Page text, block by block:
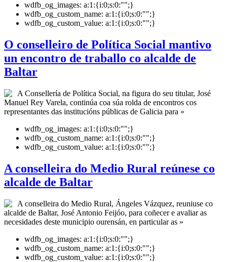
wdfb_og_images: a:1:{i:0;s:0:"";}
wdfb_og_custom_name: a:1:{i:0;s:0:"";}
wdfb_og_custom_value: a:1:{i:0;s:0:"";}
O conselleiro de Política Social mantivo
un encontro de traballo co alcalde de
Baltar
A Consellería de Política Social, na figura do seu titular, José
Manuel Rey Varela, continúa coa súa rolda de encontros cos
representantes das institucións públicas de Galicia para »
wdfb_og_images: a:1:{i:0;s:0:"";}
wdfb_og_custom_name: a:1:{i:0;s:0:"";}
wdfb_og_custom_value: a:1:{i:0;s:0:"";}
A conselleira do Medio Rural reúnese co
alcalde de Baltar
A conselleira do Medio Rural, Ángeles Vázquez, reuniuse co
alcalde de Baltar, José Antonio Feijóo, para coñecer e avaliar as
necesidades deste municipio ourensán, en particular as »
wdfb_og_images: a:1:{i:0;s:0:"";}
wdfb_og_custom_name: a:1:{i:0;s:0:"";}
wdfb_og_custom_value: a:1:{i:0;s:0:"";}